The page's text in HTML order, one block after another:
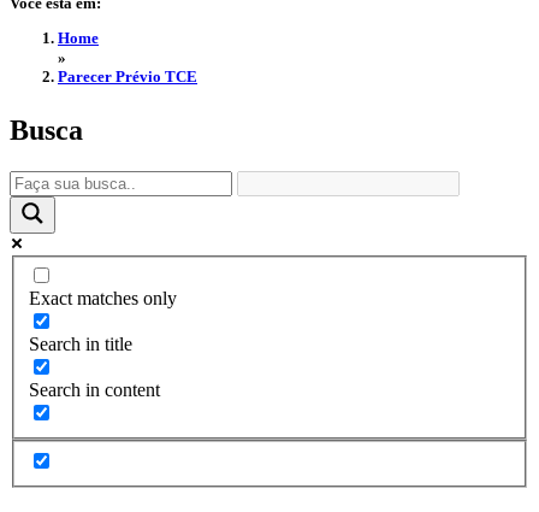
Home
»
Parecer Prévio TCE
Busca
Exact matches only
Search in title
Search in content